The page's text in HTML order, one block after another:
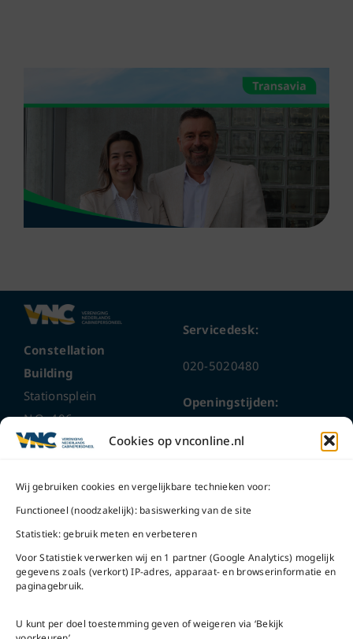
Cookies op vnconline.nl
Wij gebruiken cookies en vergelijkbare technieken voor:
Functioneel (noodzakelijk): basiswerking van de site
Statistiek: gebruik meten en verbeteren
Voor Statistiek verwerken wij en 1 partner (Google Analytics) mogelijk
gegevens zoals (verkort) IP-adres, apparaat- en browserinformatie en
paginagebruik.
U kunt per doel toestemming geven of weigeren via ‘Bekijk
Constellation
Building
Stationsplein
N.O. 406
1117 CL
Bel ons
Mail ons
Servicedesk:
020-5020480
Openingstijden:
ma t/m do
Na openingstijden
bereikbaar via
5020480